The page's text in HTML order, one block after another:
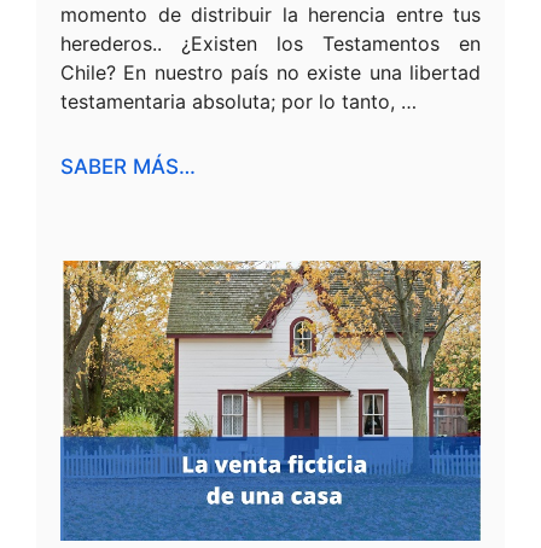
momento de distribuir la herencia entre tus
herederos.. ¿Existen los Testamentos en
Chile? En nuestro país no existe una libertad
testamentaria absoluta; por lo tanto, …
SABER MÁS…